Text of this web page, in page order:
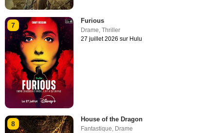
7
Furious
Drame ,Thriller
27 juillet 2026 sur Hulu
8
House of the Dragon
Fantastique, Drame